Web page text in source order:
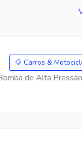
Carros &
de Alta